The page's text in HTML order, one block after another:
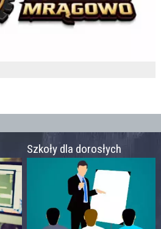
Szkoły dla dorosłych